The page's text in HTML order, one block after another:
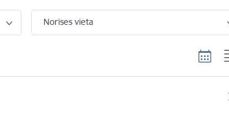
Norises vieta